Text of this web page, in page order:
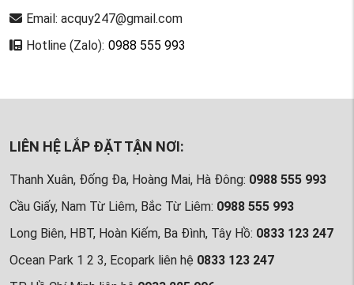
Email: acquy247@gmail.com
Hotline (Zalo): 0988 555 993
LIÊN HỆ LẮP ĐẶT TẬN NƠI:
Thanh Xuân, Đống Đa, Hoàng Mai, Hà Đông: 0988 555 993
Cầu Giấy, Nam Từ Liêm, Bắc Từ Liêm: 0988 555 993
Long Biên, HBT, Hoàn Kiếm, Ba Đình, Tây Hồ: 0833 123 247
Ocean Park 1 2 3, Ecopark liên hệ 0833 123 247